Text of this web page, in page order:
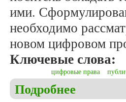
ими.
необходимо
новом цифровом
Ключевые слова:
цифровые права
Подробнее